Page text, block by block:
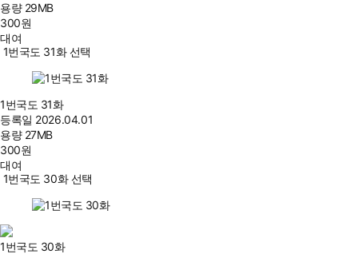
용량 29MB
300원
대여
1번국도 31화 선택
1번국도 31화
등록일 2026.04.01
용량 27MB
300원
대여
1번국도 30화 선택
1번국도 30화